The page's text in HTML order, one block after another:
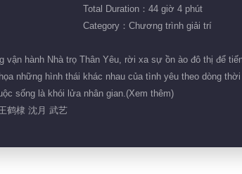
Total Duration：44 giờ 4 phút
Category：Chương trình giải trí
hành Nhà trọ Thân Yêu, rời xa sự ồn ào đô thị để
những hình thái khác nhau của tình yêu theo dòng
sống là khói lửa nhân gian.(Xem thêm)
鹤棣 沈月 武艺